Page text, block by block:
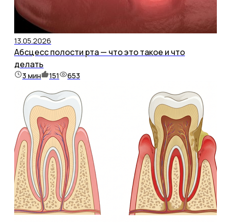
13.05.2026
Абсцесс полости рта — что это такое и что
делать
3 мин 151 653